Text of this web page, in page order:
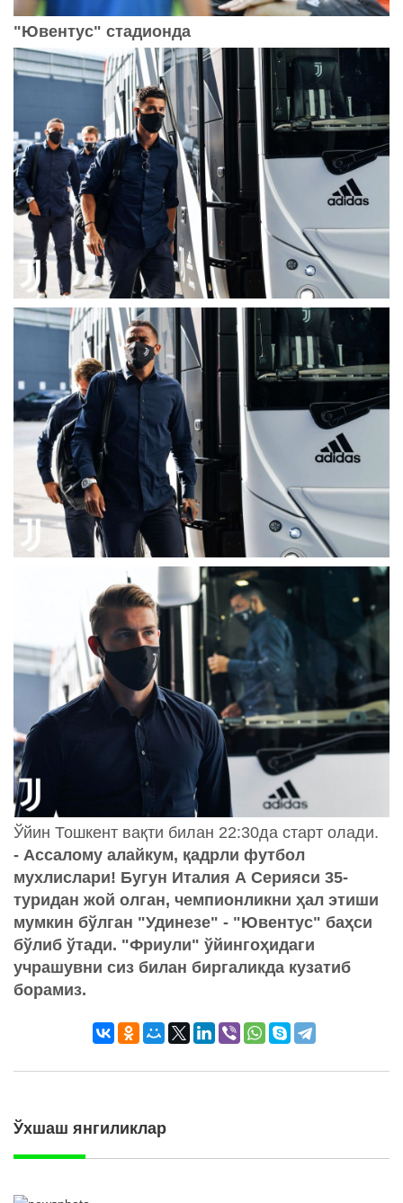
"Ювентус" стадионда
Ўйин Тошкент вақти билан 22:30да старт олади.
- Ассалому алайкум, қадрли футбол
мухлислари! Бугун Италия А Серияси 35-
туридан жой олган, чемпионликни ҳал этиши
мумкин бўлган "Удинезе" - "Ювентус" баҳси
бўлиб ўтади. "Фриули" ўйингоҳидаги
учрашувни сиз билан биргаликда кузатиб
борамиз.
Ўхшаш янгиликлар